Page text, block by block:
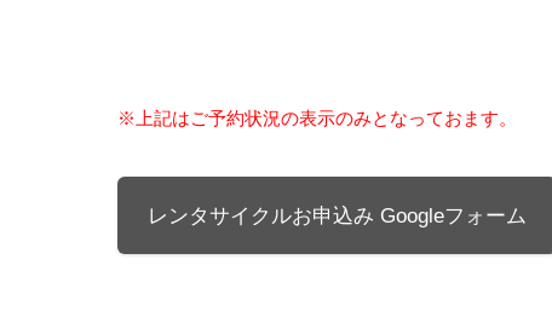
※上記はご予約状況の表示のみとなっておます。
レンタサイクルお申込み Googleフォーム